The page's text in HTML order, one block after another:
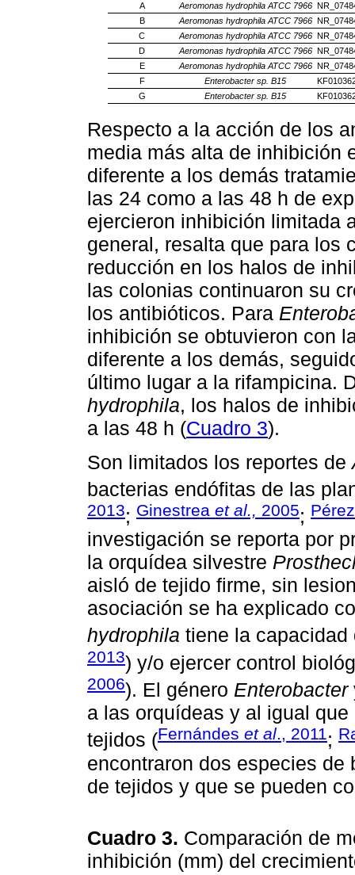
A Aeromonas hydrophila ATCC 7966
B
Aeromonas hydrophila ATCC 7966
C
Aeromonas hydrophila ATCC 7966
D
Aeromonas hydrophila ATCC 7966
E
Aeromonas hydrophila ATCC 7966
F
Enterobacter sp. B15
G
Enterobacter sp. B15
Respecto a la acción de los
media más alta de inhibición
diferente a los demás
las 24 como a las 48 h de
ejercieron inhibición limitada
general, resalta que para los
reducción en los halos de
las colonias continuaron su
los antibióticos. Para
inhibición se obtuvieron con
diferente a los demás,
último lugar a la rifampicina.
hydrophila, los halos de
a las 48 h (Cuadro 3).
Son limitados los reportes de
bacterias endófitas de las
2013; Ginestrea et al., 2005;
investigación se reporta por
la orquídea silvestre
aisló de tejido firme, sin
asociación se ha explicado
hydrophila tiene la
2013) y/o ejercer control
2006). El género Enterobacter
a las orquídeas y al igual
tejidos (Fernándes et al., 2011;
encontraron dos especies
de tejidos y que se pueden
Cuadro 3. Comparación de
inhibición (mm) del